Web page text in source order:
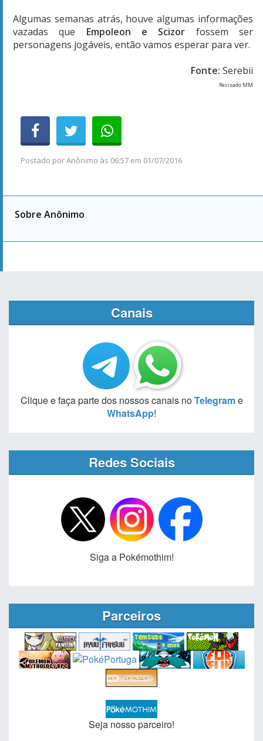
Algumas semanas atrás, houve algumas informações
vazadas que Empoleon e Scizor fossem ser
personagens jogáveis, então vamos esperar para ver.
Fonte: Serebii
Revisado MM
Postado porAnônimo às 06:57 em 01/07/2016
Sobre Anônimo
Canais
Clique e faça parte dos nossos canais noTelegrame
WhatsApp!
Redes Sociais
Siga a Pokémothim!
Parceiros
Seja nosso parceiro!